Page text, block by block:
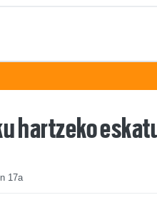
hartzeko
17a